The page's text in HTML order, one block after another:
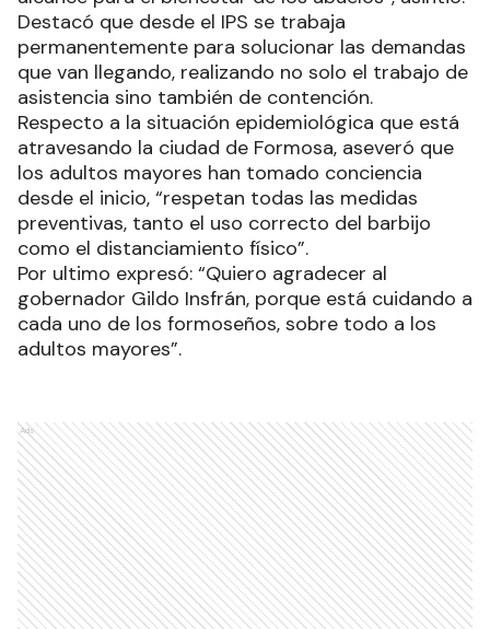
Destacó que desde el IPS se trabaja
permanentemente para solucionar las demandas
que van llegando, realizando no solo el trabajo de
asistencia sino también de contención.
Respecto a la situación epidemiológica que está
atravesando la ciudad de Formosa, aseveró que
los adultos mayores han tomado conciencia
desde el inicio, “respetan todas las medidas
preventivas, tanto el uso correcto del barbijo
como el distanciamiento físico”.
Por ultimo expresó: “Quiero agradecer al
gobernador Gildo Insfrán, porque está cuidando a
cada uno de los formoseños, sobre todo a los
adultos mayores”.
Ads